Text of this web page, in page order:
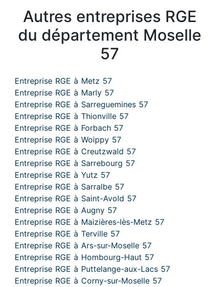
Autres entreprises RGE
du département Moselle
57
Entreprise RGE à Metz 57
Entreprise RGE à Marly 57
Entreprise RGE à Sarreguemines 57
Entreprise RGE à Thionville 57
Entreprise RGE à Forbach 57
Entreprise RGE à Woippy 57
Entreprise RGE à Creutzwald 57
Entreprise RGE à Sarrebourg 57
Entreprise RGE à Yutz 57
Entreprise RGE à Sarralbe 57
Entreprise RGE à Saint-Avold 57
Entreprise RGE à Augny 57
Entreprise RGE à Maizières-lès-Metz 57
Entreprise RGE à Terville 57
Entreprise RGE à Ars-sur-Moselle 57
Entreprise RGE à Hombourg-Haut 57
Entreprise RGE à Puttelange-aux-Lacs 57
Entreprise RGE à Corny-sur-Moselle 57